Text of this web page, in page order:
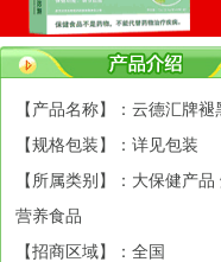
【产品名称】：云德汇牌
【规格包装】：详见包装
【所属类别】：大保健产
营养食品
【招商区域】：全国